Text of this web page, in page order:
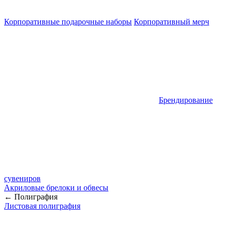
Корпоративные подарочные наборы Корпоративный мерч
Брендирование
сувениров
Акриловые брелоки и обвесы
← Полиграфия
Листовая полиграфия